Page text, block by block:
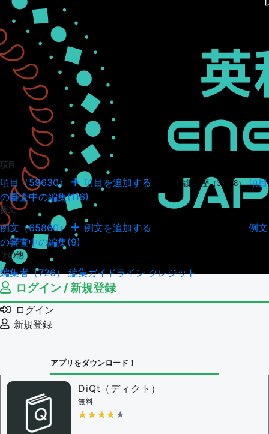
項目
項目（59630） 項目を追加する 項目の編集履歴（34948） 項目
の審査中の編集(116)
例文
例文（65860） 例文を追加する
例文
の審査中の編集(9)
その他
編集者（726）編集ガイドラインクレジット
ログイン / 新規登録
ログイン
新規登録
アプリをダウンロード！
DiQt（ディクト）
無料
★★★★★
★★★★★